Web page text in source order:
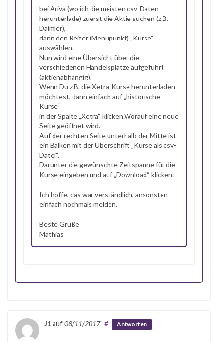
bei Ariva (wo ich die meisten csv-Daten
herunterlade) zuerst die Aktie suchen (z.B.
Daimler),
dann den Reiter (Menüpunkt) „Kurse“
auswählen.
Nun wird eine Übersicht über die
verschiedenen Handelsplätze aufgeführt
(aktienabhängig).
Wenn Du z.B. die Xetra-Kurse herunterladen
möchtest, dann einfach auf „historische
Kurse“
in der Spalte „Xetra“ klicken.Worauf eine neue
Seite geöffnet wird.
Auf der rechten Seite unterhalb der Mitte ist
ein Balken mit der Überschrift „Kurse als csv-
Datei“.
Darunter die gewünschte Zeitspanne für die
Kurse eingeben und auf „Download“ klicken.
Ich hoffe, das war verständlich, ansonsten
einfach nochmals melden.
Beste Grüße
Mathias
J1auf08/11/2017 # Antworten